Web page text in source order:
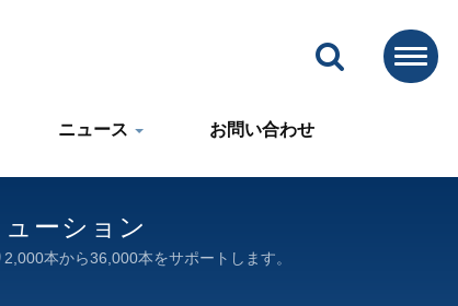
ニュース お問い合わせ
ーション
本から36,000本をサポートします。